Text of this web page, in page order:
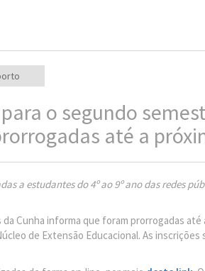
o segundo
até a
a estudantes do 4º ao 9º ano das redes
Cunha informa que foram prorrogadas
de Extensão Educacional. As